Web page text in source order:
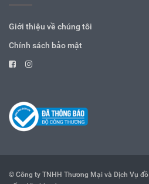
Giới thiệu về chúng tôi
Chính sách bảo mật
© Công ty TNHH Thương Mại và Dịch Vụ đồ